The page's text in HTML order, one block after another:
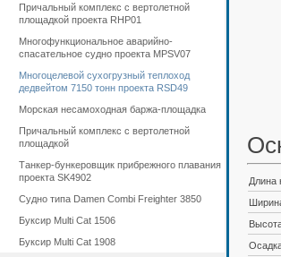
Причальный комплекс с вертолетной
площадкой проекта RHP01
Многофункциональное аварийно-
спасательное судно проекта MPSV07
Многоцелевой сухогрузный теплоход
дедвейтом 7150 тонн проекта RSD49
Морская несамоходная баржа-площадка
Причальный комплекс с вертолетной
площадкой
Танкер-бункеровщик прибрежного плавания
проекта SK4902
Судно типа Damen Combi Freighter 3850
Буксир Multi Cat 1506
Буксир Multi Cat 1908
Длина